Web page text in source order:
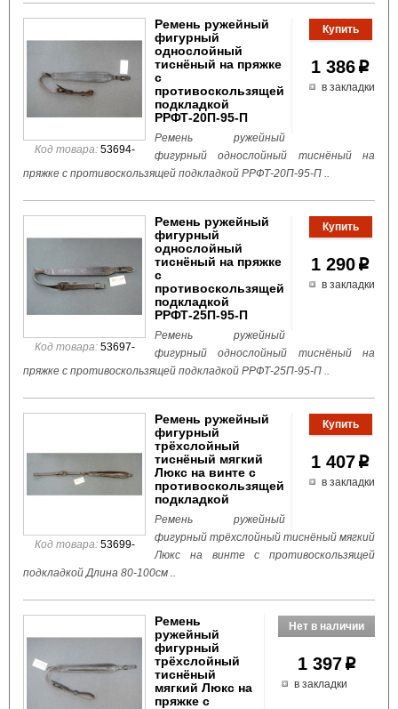
1 386 p
в закладки
Код товара: 53694-
Ремень ружейный
фигурный
однослойный
тиснёный на пряжке
с
противоскользящей
подкладкой
РРФТ-20П-95-П
Ремень ружейный
фигурный однослойный тиснёный на
пряжке с противоскользящей подкладкой РРФТ-20П-95-П ..
1 290 p
в закладки
Код товара: 53697-
Ремень ружейный
фигурный
однослойный
тиснёный на пряжке
с
противоскользящей
подкладкой
РРФТ-25П-95-П
Ремень ружейный
фигурный однослойный тиснёный на
пряжке с противоскользящей подкладкой РРФТ-25П-95-П ..
1 407 p
в закладки
Код товара: 53699-
Ремень ружейный
фигурный
трёхслойный
тиснёный мягкий
Люкс на винте с
противоскользящей
подкладкой
Ремень ружейный
фигурный трёхслойный тиснёный мягкий
Люкс на винте с противоскользящей
подкладкой Длина 80-100см ..
1 397p
в закладки
Ремень
ружейный
фигурный
трёхслойный
тиснёный
мягкий Люкс на
пряжке с